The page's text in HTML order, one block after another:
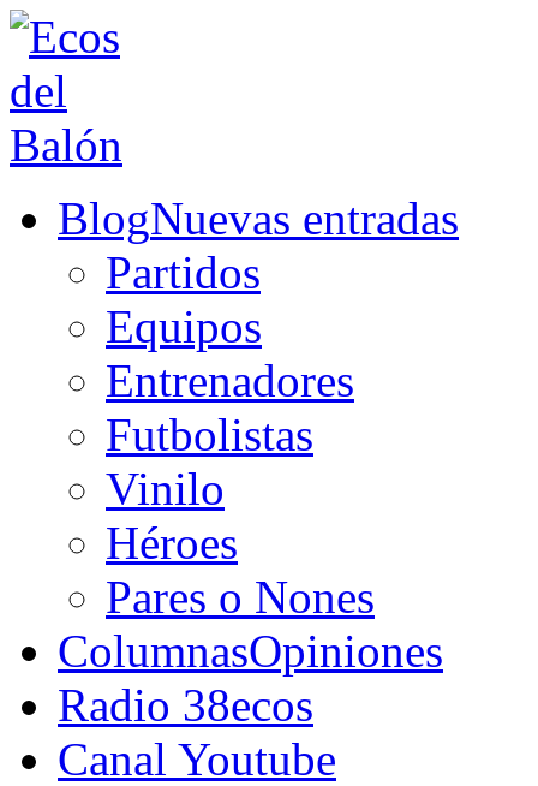
BlogNuevas entradas
Partidos
Equipos
Entrenadores
Futbolistas
Vinilo
Héroes
Pares o Nones
ColumnasOpiniones
Radio 38ecos
Canal Youtube